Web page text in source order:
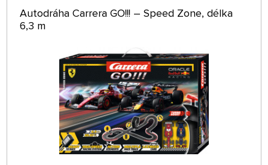
Autodráha Carrera GO!!! – Speed Zone, délka
6,3 m